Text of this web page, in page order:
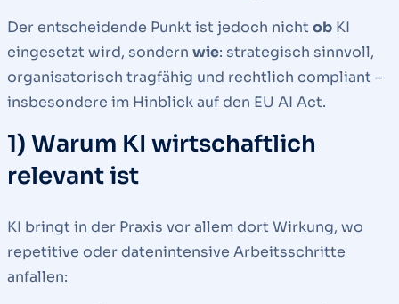
Der entscheidende Punkt ist jedoch nicht ob KI
eingesetzt wird, sondern wie: strategisch sinnvoll,
organisatorisch tragfähig und rechtlich compliant –
insbesondere im Hinblick auf den EU AI Act.
1) Warum KI wirtschaftlich
relevant ist
KI bringt in der Praxis vor allem dort Wirkung, wo
repetitive oder datenintensive Arbeitsschritte
anfallen: